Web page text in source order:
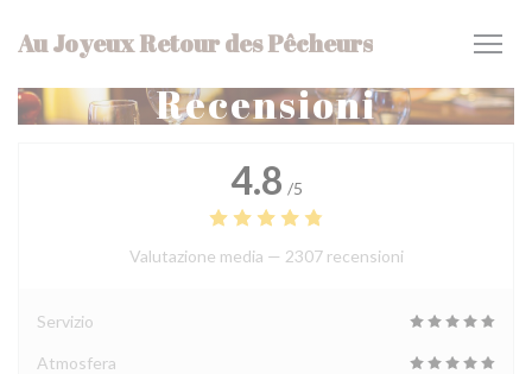
Au Joyeux Retour des Pêcheurs
Recensioni
4.8 /5
Valutazione media — 2307 recensioni
Servizio
Atmosfera